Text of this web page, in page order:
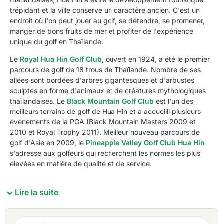
trépidant et la ville conserve un caractère ancien. C'est un
endroit où l'on peut jouer au golf, se détendre, se promener,
manger de bons fruits de mer et profiter de l'expérience
unique du golf en Thaïlande.
Le Royal Hua Hin Golf Club, ouvert en 1924, a été le premier
parcours de golf de 18 trous de Thaïlande. Nombre de ses
allées sont bordées d'arbres gigantesques et d'arbustes
sculptés en forme d'animaux et de créatures mythologiques
thaïlandaises. Le Black Mountain Golf Club est l'un des
meilleurs terrains de golf de Hua Hin et a accueilli plusieurs
événements de la PGA (Black Mountain Masters 2009 et
2010 et Royal Trophy 2011). Meilleur nouveau parcours de
golf d'Asie en 2009, le Pineapple Valley Golf Club Hua Hin
s'adresse aux golfeurs qui recherchent les normes les plus
élevées en matière de qualité et de service.
Lire la suite
Sea Pine, au sud de la ville, est le seul parcours de golf de